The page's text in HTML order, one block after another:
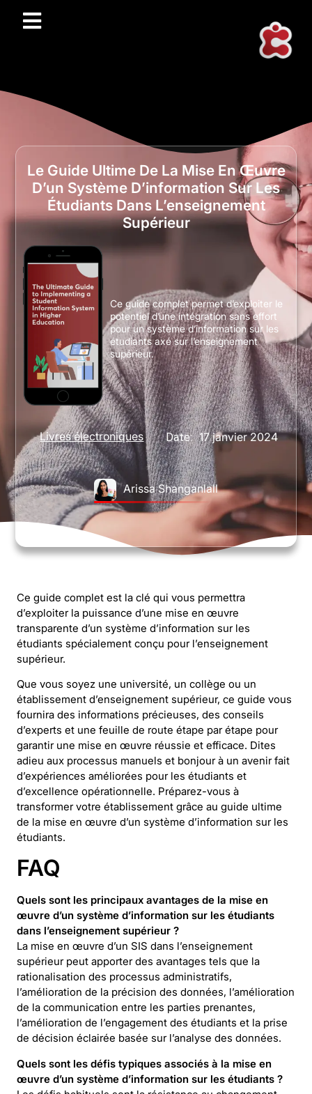
Le Guide Ultime De La Mise En Œuvre
D’un Système D’information Sur Les
Étudiants Dans L’enseignement
Supérieur
Livres électroniques Date: 17 janvier 2024
Arissa Shanganlall
Ce guide complet permet d’exploiter le
potentiel d’une intégration sans effort
pour un système d’information sur les
étudiants axé sur l’enseignement
supérieur.
Ce guide complet est la clé qui vous permettra
d’exploiter la puissance d’une mise en œuvre
transparente d’un système d’information sur les
étudiants spécialement conçu pour l’enseignement
supérieur.
Que vous soyez une université, un collège ou un
établissement d’enseignement supérieur, ce guide vous
fournira des informations précieuses, des conseils
d’experts et une feuille de route étape par étape pour
garantir une mise en œuvre réussie et efficace. Dites
adieu aux processus manuels et bonjour à un avenir fait
d’expériences améliorées pour les étudiants et
d’excellence opérationnelle. Préparez-vous à
transformer votre établissement grâce au guide ultime
de la mise en œuvre d’un système d’information sur les
étudiants.
FAQ
Quels sont les principaux avantages de la mise en
œuvre d’un système d’information sur les étudiants
dans l’enseignement supérieur ?
La mise en œuvre d’un SIS dans l’enseignement
supérieur peut apporter des avantages tels que la
rationalisation des processus administratifs,
l’amélioration de la précision des données, l’amélioration
de la communication entre les parties prenantes,
l’amélioration de l’engagement des étudiants et la prise
de décision éclairée basée sur l’analyse des données.
Quels sont les défis typiques associés à la mise en
œuvre d’un système d’information sur les étudiants ?